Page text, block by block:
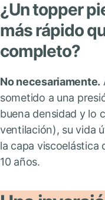
¿Un topper
más rápido
completo?
No necesariamente.
sometido a una
buena densidad y lo
ventilación), su vida
la capa viscoelástica
10 años.